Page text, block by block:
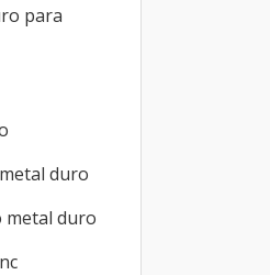
para
duro
metal duro